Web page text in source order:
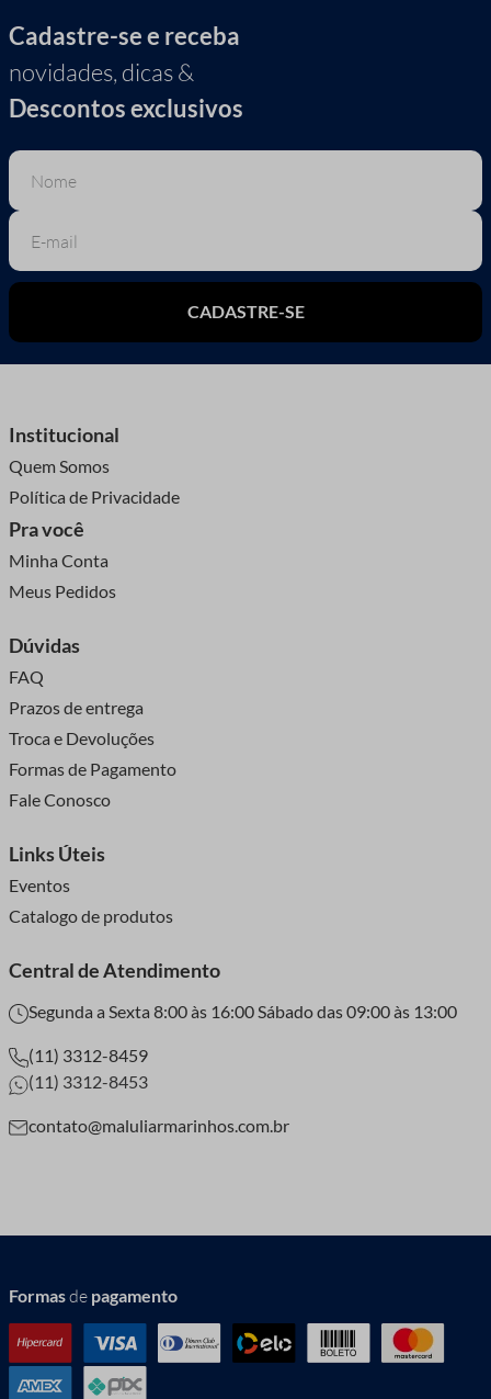
Cadastre-se e receba
novidades, dicas &
Descontos exclusivos
CADASTRE-SE
Institucional
Quem Somos
Política de Privacidade
Pra você
Minha Conta
Meus Pedidos
Dúvidas
FAQ
Prazos de entrega
Troca e Devoluções
Formas de Pagamento
Fale Conosco
Links Úteis
Eventos
Catalogo de produtos
Central de Atendimento
Segunda a Sexta 8:00 às 16:00 Sábado das 09:00 às 13:00
(11) 3312-8459
(11) 3312-8453
contato@maluliarmarinhos.com.br
Formasde pagamento